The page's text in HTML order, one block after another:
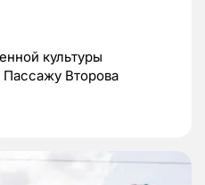
культуры
Пассажу Второва